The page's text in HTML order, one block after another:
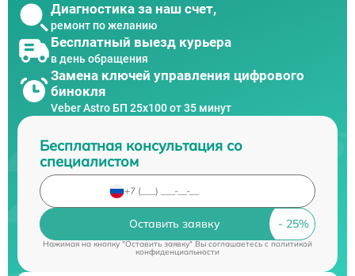
Диагностика за наш счет,
ремонт по желанию
Бесплатный выезд курьера
в день обращения
Замена ключей управления цифрового
бинокля
Veber Astro БП 25x100 от 35 минут
Бесплатная консультация со
специалистом
Оставить заявку
Нажимая на кнопку "Оставить заявку" Вы соглашаетесь cполитикой
конфиденциальности